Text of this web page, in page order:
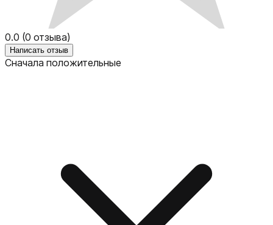
0.0 (0 отзыва)
Написать отзыв
Сначала положительные